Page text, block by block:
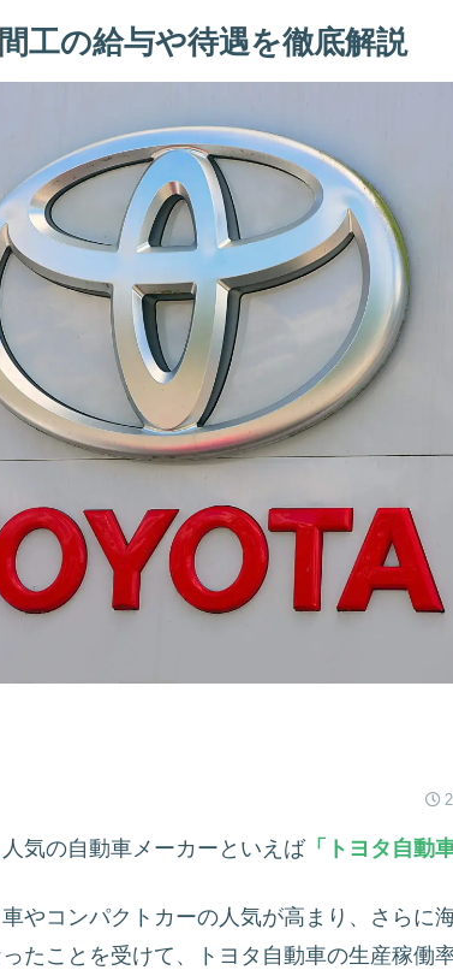
工の給与や待遇を徹底解説
気の自動車メーカーといえば「トヨタ自動車
やコンパクトカーの人気が高まり、さらに
たことを受けて、トヨタ自動車の生産稼働